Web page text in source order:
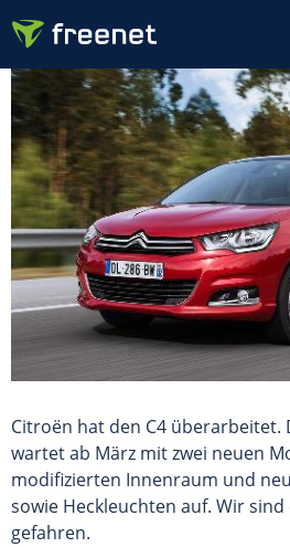
Citroën hat den C4 überarbeitet.
wartet ab März mit zwei neuen
modifizierten Innenraum und
sowie Heckleuchten auf. Wir
gefahren.